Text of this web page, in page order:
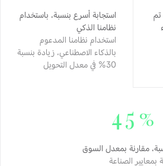
تم
استجابة أسرع بنسبة، باستخدام
نظامنا الذكي
استخدام نظامنا المدعوم
بالذكاء الاصطناعي، زيادة بنسبة
30% في معدل التحويل
45%
مقارنة بمعدل السوق
بمعايير الصناعة